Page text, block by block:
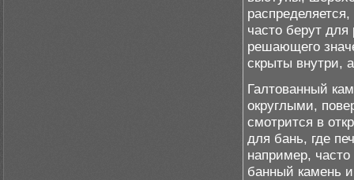
часто берут
решающего
скрыты внутри,
Галтованный
округлыми,
смотрится в
для бань, где
например,
банный камень